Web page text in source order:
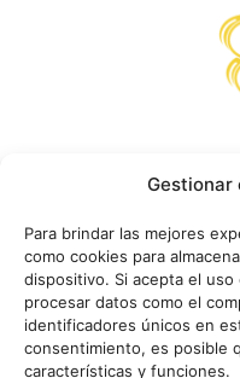
Gestionar
Para brindar las mejores
como cookies para
dispositivo. Si acepta el
procesar datos como el
identificadores únicos en
consentimiento, es posible
características y funciones.